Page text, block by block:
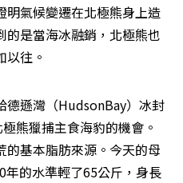
明氣候變遷在北極熊身上造
的是當海冰融銷，北極熊也
往。
德遜灣（HudsonBay）冰封
熊獵捕主食海豹的機會。
的基本脂肪來源。今天的母
的水準輕了65公斤，身長